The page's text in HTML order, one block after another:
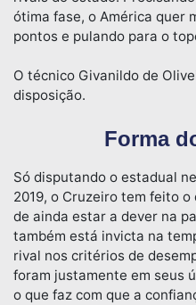
ótima fase, o América quer
pontos e pulando para o
O técnico Givanildo de
disposição.
Forma
Só disputando o estadual
2019, o Cruzeiro tem feito
de ainda estar a dever na
também está invicta na
rival nos critérios de
foram justamente em seus
o que faz com que a